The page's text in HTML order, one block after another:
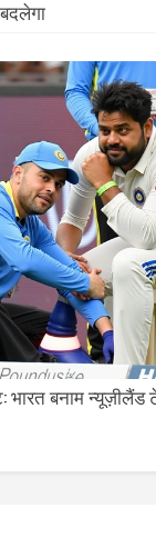
बनाम न्यूज़ीलैंड